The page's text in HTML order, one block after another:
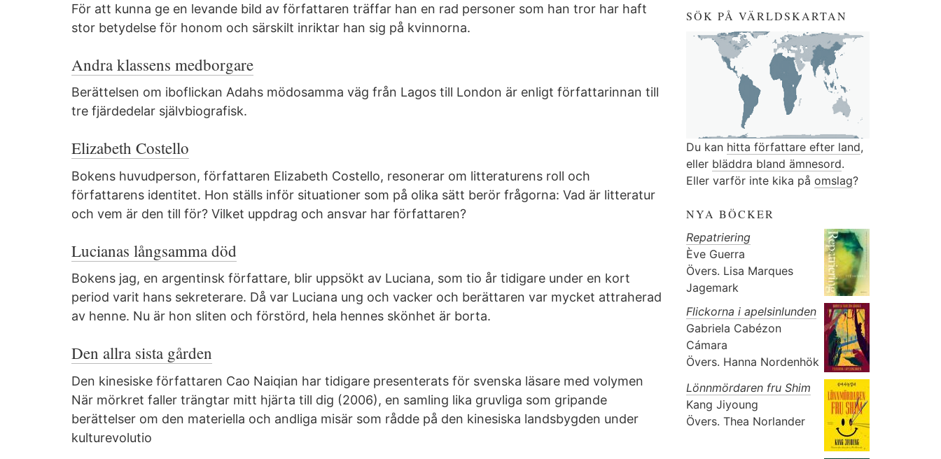
För att kunna ge en levande bild av författaren träffar han en rad personer som han tror har haft
stor betydelse för honom och särskilt inriktar han sig på kvinnorna.
Andra klassens medborgare
Berättelsen om iboflickan Adahs mödosamma väg från Lagos till London är enligt författarinnan till
tre fjärdedelar självbiografisk.
Elizabeth Costello
Bokens huvudperson, författaren Elizabeth Costello, resonerar om litteraturens roll och
författarens identitet. Hon ställs inför situationer som på olika sätt berör frågorna: Vad är litteratur
och vem är den till för? Vilket uppdrag och ansvar har författaren?
Lucianas långsamma död
Bokens jag, en argentinsk författare, blir uppsökt av Luciana, som tio år tidigare under en kort
period varit hans sekreterare. Då var Luciana ung och vacker och berättaren var mycket attraherad
av henne. Nu är hon sliten och förstörd, hela hennes skönhet är borta.
Den allra sista gården
Den kinesiske författaren Cao Naiqian har tidigare presenterats för svenska läsare med volymen
När mörkret faller trängtar mitt hjärta till dig (2006), en samling lika gruvliga som gripande
berättelser om den materiella och andliga misär som rådde på den kinesiska landsbygden under
kulturevolutio
SÖK PÅ VÄRLDSKARTAN
Du kan hitta författare efter land,
eller bläddra bland ämnesord.
Eller varför inte kika på omslag?
NYA BÖCKER
Repatriering
Ève Guerra
Övers. Lisa Marques
Jagemark
Flickorna i apelsinlunden
Gabriela Cabézon
Cámara
Övers. Hanna Nordenhök
Lönnmördaren fru Shim
Kang Jiyoung
Övers. Thea Norlander